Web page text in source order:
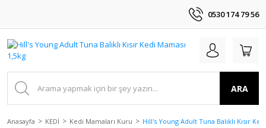
0530 174 79 56
ARA
Anasayfa KEDİ Kedi Mamaları Kuru Hill's Young Adult Tuna Balıklı Kısır